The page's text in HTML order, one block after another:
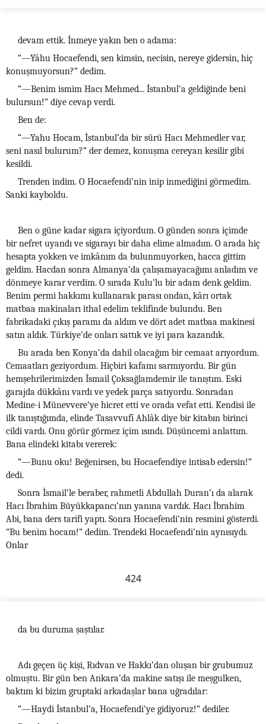
devam ettik. İnmeye yakın ben o adama:
“—Yâhu Hocaefendi, sen kimsin, necisin, nereye gidersin, hiç
konuşmuyorsun?” dedim.
“—Benim ismim Hacı Mehmed... İstanbul’a geldiğinde beni
bulursun!” diye cevap verdi.
Ben de:
“—Yahu Hocam, İstanbul’da bir sürü Hacı Mehmedler var,
seni nasıl bulurum?” der demez, konuşma cereyan kesilir gibi
kesildi.
Trenden indim. O Hocaefendi’nin inip inmediğini görmedim.
Sanki kayboldu.
Ben o güne kadar sigara içiyordum. O günden sonra içimde
bir nefret uyandı ve sigarayı bir daha elime almadım. O arada hiç
hesapta yokken ve imkânım da bulunmuyorken, hacca gittim
geldim. Hacdan sonra Almanya’da çalışamayacağımı anladım ve
dönmeye karar verdim. O sırada Kulu’lu bir adam denk geldim.
Benim permi hakkımı kullanarak parası ondan, kârı ortak
matbaa makinaları ithal edelim teklifinde bulundu. Ben
fabrikadaki çıkış paramı da aldım ve dört adet matbaa makinesi
satın aldık. Türkiye’de onları sattık ve iyi para kazandık.
Bu arada ben Konya’da dahil olacağım bir cemaat arıyordum.
Cemaatları geziyordum. Hiçbiri kafamı sarmıyordu. Bir gün
hemşehrilerimizden İsmail Çoksağlamdemir ile tanıştım. Eski
garajda dükkânı vardı ve yedek parça satıyordu. Sonradan
Medine-i Münevvere’ye hicret etti ve orada vefat etti. Kendisi ile
ilk tanıştığımda, elinde Tasavvufî Ahlâk diye bir kitabın birinci
cildi vardı. Onu görür görmez içim ısındı. Düşüncemi anlattım.
Bana elindeki kitabı vererek:
“—Bunu oku! Beğenirsen, bu Hocaefendiye intisab edersin!”
dedi.
Sonra İsmail’le beraber, rahmetli Abdullah Duran’ı da alarak
Hacı İbrahim Büyükkapancı’nın yanına vardık. Hacı İbrahim
Abi, bana ders tarifi yaptı. Sonra Hocaefendi’nin resmini gösterdi.
“Bu benim hocam!” dedim. Trendeki Hocaefendi’nin aynısıydı.
Onlar
424
da bu duruma şaştılar.
Adı geçen üç kişi, Rıdvan ve Hakkı’dan oluşan bir grubumuz
olmuştu. Bir gün ben Ankara’da makine satışı ile meşgulken,
baktım ki bizim gruptaki arkadaşlar bana uğradılar:
“—Haydi İstanbul’a, Hocaefendi’ye gidiyoruz!” dediler.